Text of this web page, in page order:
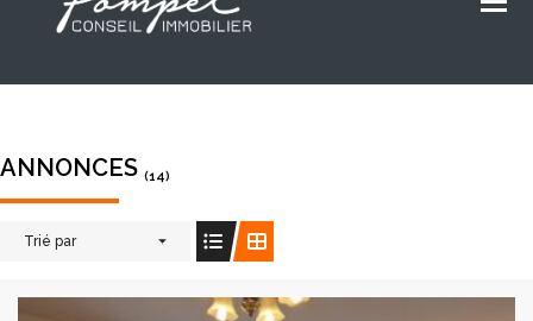
ANNONCES (14)
Trié par